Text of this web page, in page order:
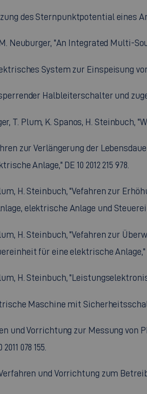
des Sternpunktpotential eines
M. Neuburger, "An Integrated Multi-
System zur Einspeisung
Halbleiterschalter und
T. Plum, K. Spanos, H. Steinbuch,
zur Verlängerung der
Anlage," DE 10 2012 215 978.
H. Steinbuch, "Vefahren zur
elektrische Anlage und
H. Steinbuch, "Vefahren zur
für eine elektrische Anlage,"
H. Steinbuch,
Maschine mit
und Vorrichtung zur Messung
078 155.
und Vorrichtung zum